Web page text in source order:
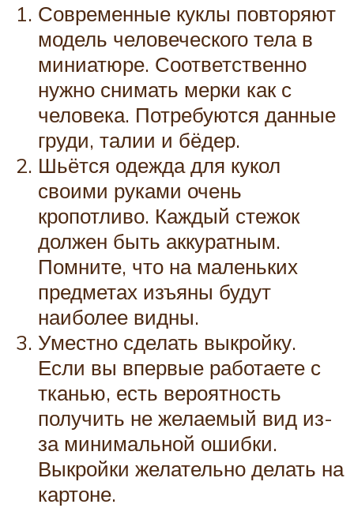
Современные куклы повторяют
модель человеческого тела в
миниатюре. Соответственно
нужно снимать мерки как с
человека. Потребуются данные
груди, талии и бёдер.
Шьётся одежда для кукол
своими руками очень
кропотливо. Каждый стежок
должен быть аккуратным.
Помните, что на маленьких
предметах изъяны будут
наиболее видны.
Уместно сделать выкройку.
Если вы впервые работаете с
тканью, есть вероятность
получить не желаемый вид из-
за минимальной ошибки.
Выкройки желательно делать на
картоне.